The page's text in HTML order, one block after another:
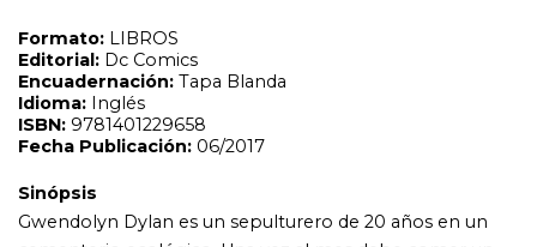
hasta que ella come su cerebro siguiente-. Ella se pone a
cumplir la última petición de la persona muerta, resolver
un crimen o bien un error.